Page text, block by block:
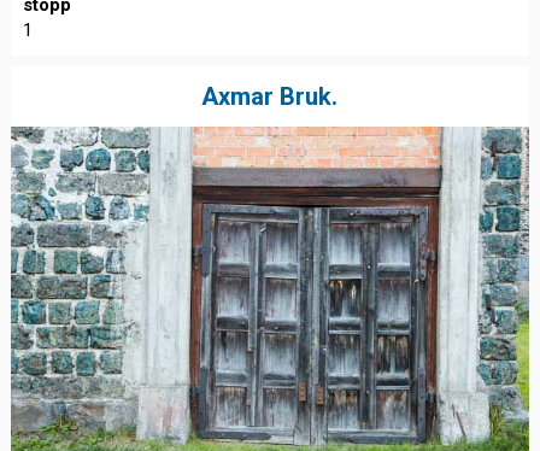
stopp
1
Axmar Bruk.